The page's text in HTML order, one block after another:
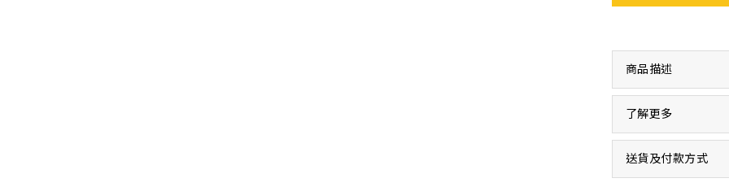
商品描述
了解更多
送貨及付款方式